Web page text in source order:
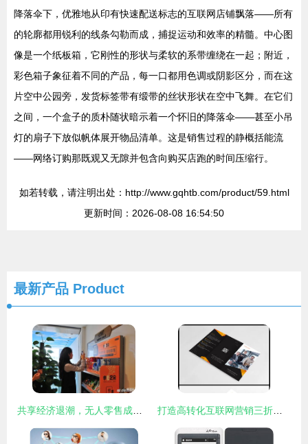
降落伞下，优雅地从印有快速配送标志的互联网店铺飘落——所有
的轮廓都用锐利的线条勾勒而成，捕捉运动和效率的精髓。中心图
像是一个纸板箱，它刚性的形状与柔软的系带缠绕在一起；附近，
彩色箱子象征着不同的产品，每一口都用色调或阴影区分，而在这
片空中公园旁，发货标签带有缎带的丝状形状在空中飞舞。在它们
之间，一个盒子的质朴随状暗示着一个怀旧的降落伞——甚至小吊
灯的扇子下放似帆体展开物品清单。这是销售过程的静概括能流
——网络订购那既观又无隙并包含向购买店跑的时间压缩行。
如若转载，请注明出处：http://www.gqhtb.com/product/59.html
更新时间：2026-08-08 16:54:50
最新产品 Product